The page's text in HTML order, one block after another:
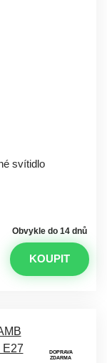
svítidlo
Obvykle do 14 dnů
KOUPIT
DOPRAVA
ZDARMA